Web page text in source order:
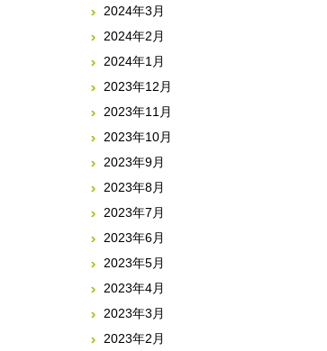
2024年3月
2024年2月
2024年1月
2023年12月
2023年11月
2023年10月
2023年9月
2023年8月
2023年7月
2023年6月
2023年5月
2023年4月
2023年3月
2023年2月